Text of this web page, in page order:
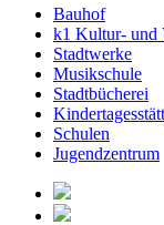
Bauhof
k1 Kultur- und
Stadtwerke
Musikschule
Stadtbücherei
Schulen
Jugendzentrum